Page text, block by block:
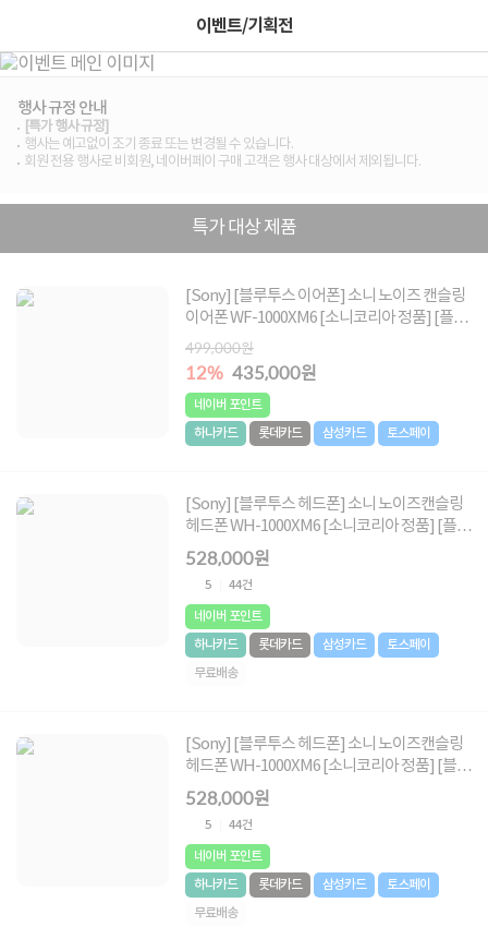
이벤트/기획전
행사 규정 안내
[특가 행사 규정]
행사는 예고없이 조기 종료 또는 변경될 수 있습니다.
회원 전용 행사로 비회원, 네이버페이 구매 고객은 행사 대상에서 제외됩니다.
특가 대상 제품
[Sony] [블루투스 이어폰] 소니 노이즈 캔슬링
이어폰 WF-1000XM6 [소니코리아 정품] [플래
티넘 실버]
499,000원
12% 435,000원
네이버 포인트
하나카드
롯데카드 삼성카드 토스페이
[Sony] [블루투스 헤드폰] 소니 노이즈캔슬링
헤드폰 WH-1000XM6 [소니코리아 정품] [플래
티넘 실버]
528,000원
5 44건
네이버 포인트
하나카드
롯데카드 삼성카드
토스페이
무료배송
[Sony] [블루투스 헤드폰] 소니 노이즈캔슬링
헤드폰 WH-1000XM6 [소니코리아 정품] [블
랙]
528,000원
5 44건
네이버 포인트
하나카드
롯데카드 삼성카드
토스페이
무료배송